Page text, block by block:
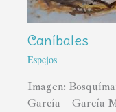
Caníbales
Espejos
Imagen:
García – García